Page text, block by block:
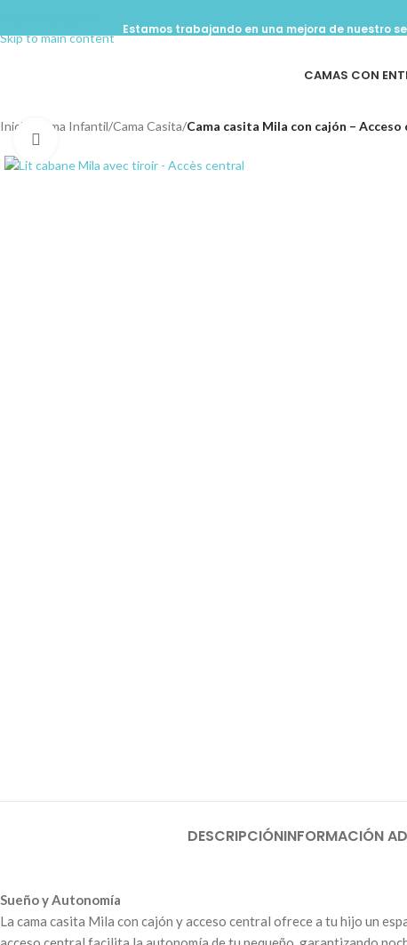
Skip to main content
Estamos trabajando en una mejora de nuestro
CAMAS CON
Inicio Cama Infantil/Cama Casita/Cama casita Mila con cajón – Acceso
DESCRIPCIÓNINFORMACIÓN
Sueño y Autonomía
La cama casita Mila con cajón y acceso central ofrece a tu hijo un